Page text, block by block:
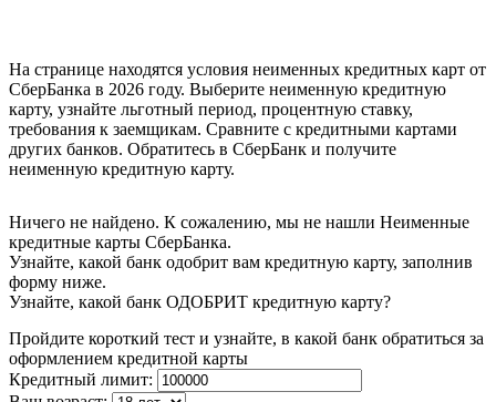
На странице находятся условия неименных кредитных карт от
СберБанка в 2026 году. Выберите неименную кредитную
карту, узнайте льготный период, процентную ставку,
требования к заемщикам. Сравните с кредитными картами
других банков. Обратитесь в СберБанк и получите
неименную кредитную карту.
Ничего не найдено. К сожалению, мы не нашли Неименные
кредитные карты СберБанка.
Узнайте, какой банк одобрит вам кредитную карту, заполнив
форму ниже.
Узнайте, какой банк ОДОБРИТ кредитную карту?
Пройдите короткий тест и узнайте, в какой банк обратиться за
оформлением кредитной карты
Кредитный лимит: